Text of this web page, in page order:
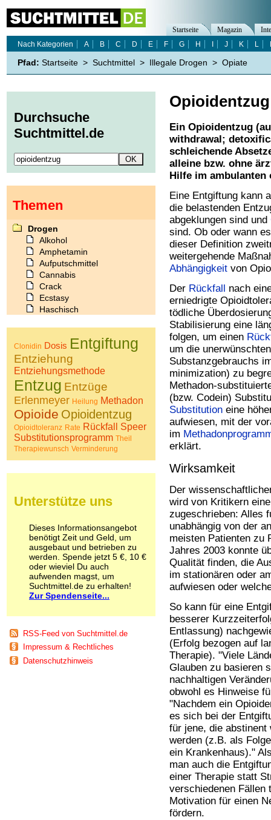
Opioidentzug
Ein Opioidentzug
withdrawal;
schleichende
alleine bzw. ohne
Hilfe im
Eine Entgiftung kann
die belastenden
abgeklungen sind und
sind. Ob oder wann
dieser Definition
weitergehende
Abhängigkeit von
Der Rückfall nach
erniedrigte
tödliche
Stabilisierung eine
folgen, um einen
um die
Substanzgebrauchs
minimization) zu
Methadon-
(bzw. Codein)
Substitution eine
aufwiesen, mit der
im
erklärt.
Wirksamkeit
Der
wird von Kritikern
zugeschrieben: Alles
unabhängig von der
meisten Patienten zu
Jahres 2003 konnte
Qualität finden, die
im stationären oder
aufwiesen oder
So kann für eine
besserer
Entlassung)
(Erfolg bezogen auf
Therapie). "Viele
Glauben zu basieren
nachhaltigen
obwohl es Hinweise
"Nachdem ein
es sich bei der
für jene, die abstinent
werden (z.B. als
ein Krankenhaus)."
man auch die
einer Therapie statt
verschiedenen Fällen
Motivation für einen
fördern.
Startseite Magazin
Nach Kategorien
A B C D E F G H J K L
Pfad: Startseite > Suchtmittel > Illegale Drogen > Opiate
Durchsuche
Suchtmittel.de
Themen
Drogen
Alkohol
Amphetamin
Aufputschmittel
Cannabis
Crack
Ecstasy
Haschisch
Koffein
Kokain
Lachgas
Marihuana
Medikamente
Meskalin
Metamphetamin
Methadon
Morphin
Muskatnuss
Poppers
Schlafmittel
Schmerzmittel
Schnüffelstoffe
Spice
Sucht / Süchte
Alkoholsucht
Arbeitssucht
Ess-Brechsucht
Essstörungen
Fernsehsucht
Fresssucht
Clonidin Dosis Entgiftung
Entziehung
Entziehungsmethode
Entzug Entzüge
Erlenmeyer Heilung Methadon
Opioide Opioidentzug
Opioidtoleranz Rate Rückfall
Speer
Substitutionsprogramm Theil
Therapiewunsch Verminderung
Unterstütze uns
Dieses Informationsangebot
benötigt Zeit und Geld, um
ausgebaut und betrieben zu
werden. Spende jetzt 5 €, 10 €
oder wieviel Du auch
aufwenden magst, um
Suchtmittel.de zu erhalten!
Zur Spendenseite...
RSS-Feed von Suchtmittel.de
Impressum & Rechtliches
Datenschutzhinweis